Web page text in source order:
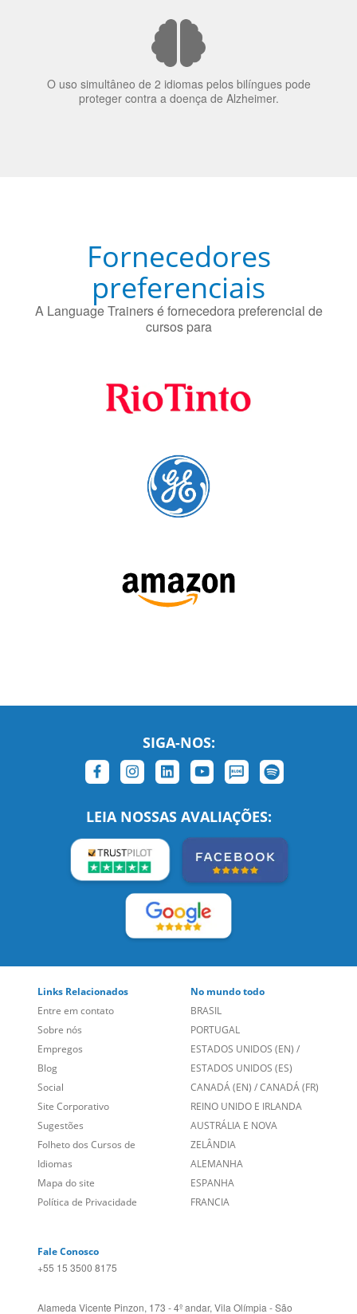
O uso simultâneo de 2 idiomas pelos bilíngues pode
proteger contra a doença de Alzheimer.
preferenciais
A Language Trainers é fornecedora preferencial de
cursos para
SIGA-NOS:
LEIA NOSSAS AVALIAÇÕES:
Sobre nós
Empregos
Blog
Social
Site Corporativo
Sugestões
Folheto dos Cursos de
Idiomas
Mapa do site
Política de Privacidade
PORTUGAL
ESTADOS UNIDOS (EN)
ESTADOS UNIDOS (ES)
CANADÁ (EN)/CANADÁ (FR)
REINO UNIDO E IRLANDA
AUSTRÁLIA E NOVA
ZELÂNDIA
ALEMANHA
ESPANHA
FRANCIA
Alameda Vicente Pinzon, 173 - 4º andar, Vila Olímpia - São
Language Trainers,fundada em 2004 fornecendo cursos de